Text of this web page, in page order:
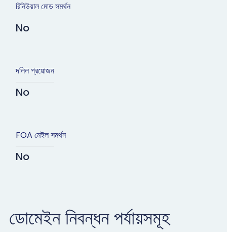
রিনিউয়াল মোড সমর্থন
No
দলিল প্রয়োজন
No
FOA মেইল সমর্থন
No
ডোমেইন নিবন্ধন পর্যায়সমূহ